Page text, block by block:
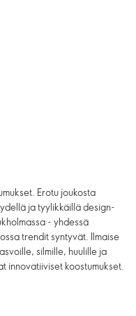
Erotu joukosta
ja tyylikkäillä design-
- yhdessä
trendit syntyvät. Ilmaise
silmille, huulille ja
innovatiiviset koostumukset.